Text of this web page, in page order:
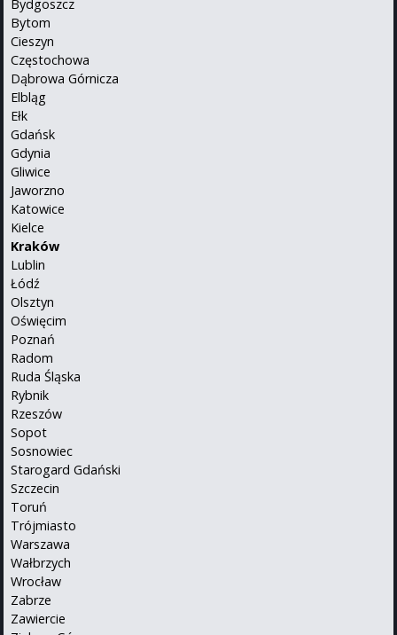
Bydgoszcz
Bytom
Cieszyn
Częstochowa
Dąbrowa Górnicza
Elbląg
Ełk
Gdańsk
Gdynia
Gliwice
Jaworzno
Katowice
Kielce
Kraków
Lublin
Łódź
Olsztyn
Oświęcim
Poznań
Radom
Ruda Śląska
Rybnik
Rzeszów
Sopot
Sosnowiec
Starogard Gdański
Szczecin
Toruń
Trójmiasto
Warszawa
Wałbrzych
Wrocław
Zabrze
Zawiercie